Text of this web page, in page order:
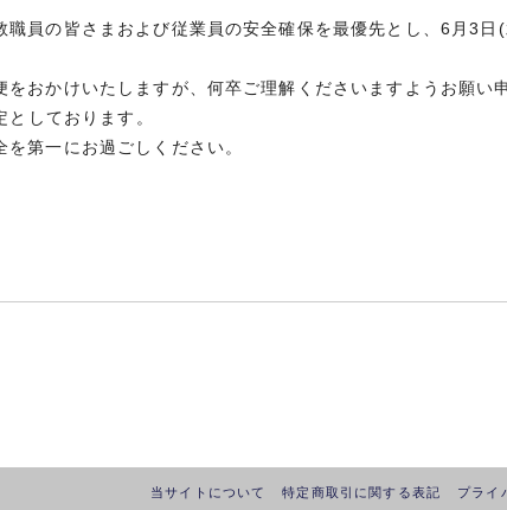
員の皆さまおよび従業員の安全確保を最優先とし、6月3日
おかけいたしますが、何卒ご理解くださいますようお願い
しております。
第一にお過ごしください。
プライ
特定商取引に関する表記
当サイトについて